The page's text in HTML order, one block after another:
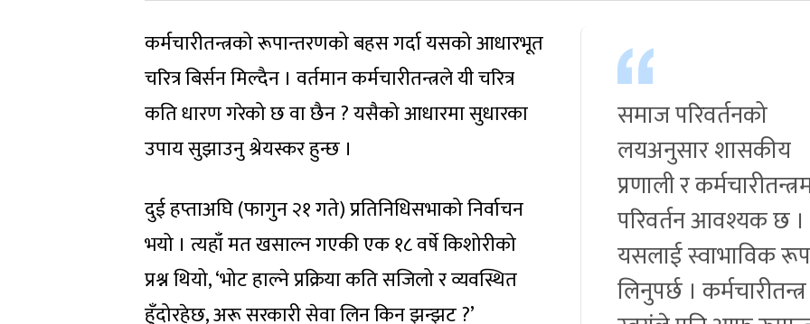
समाज परिवर्तनको
लयअनुसार शासकीय
प्रणाली र
परिवर्तन आवश्यक छ ।
यसलाई स्वाभाविक
लिनुपर्छ । कर्मचारीतन्त्र
कर्मचारीतन्त्रको रूपान्तरणको बहस गर्दा यसको आधारभूत
चरित्र बिर्सन मिल्दैन । वर्तमान कर्मचारीतन्त्रले यी चरित्र
कति धारण गरेको छ वा छैन ? यसैको आधारमा सुधारका
उपाय सुझाउनु श्रेयस्कर हुन्छ ।
दुई हप्ताअघि (फागुन २१ गते) प्रतिनिधिसभाको निर्वाचन
भयो । त्यहाँ मत खसाल्न गएकी एक १८ वर्षे किशोरीको
प्रश्न थियो, ‘भोट हाल्ने प्रक्रिया कति सजिलो र व्यवस्थित
हुँदोरहेछ, अरू सरकारी सेवा लिन किन झन्झट ?’